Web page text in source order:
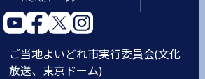
ご当地よいどれ市実行委員会(文化
放送、東京ドーム)